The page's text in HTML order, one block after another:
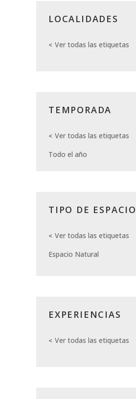
LOCALIDADES
Ver todas las etiquetas
TEMPORADA
Ver todas las etiquetas
Todo el año
TIPO DE ESPACIO
Ver todas las etiquetas
Espacio Natural
EXPERIENCIAS
Ver todas las etiquetas